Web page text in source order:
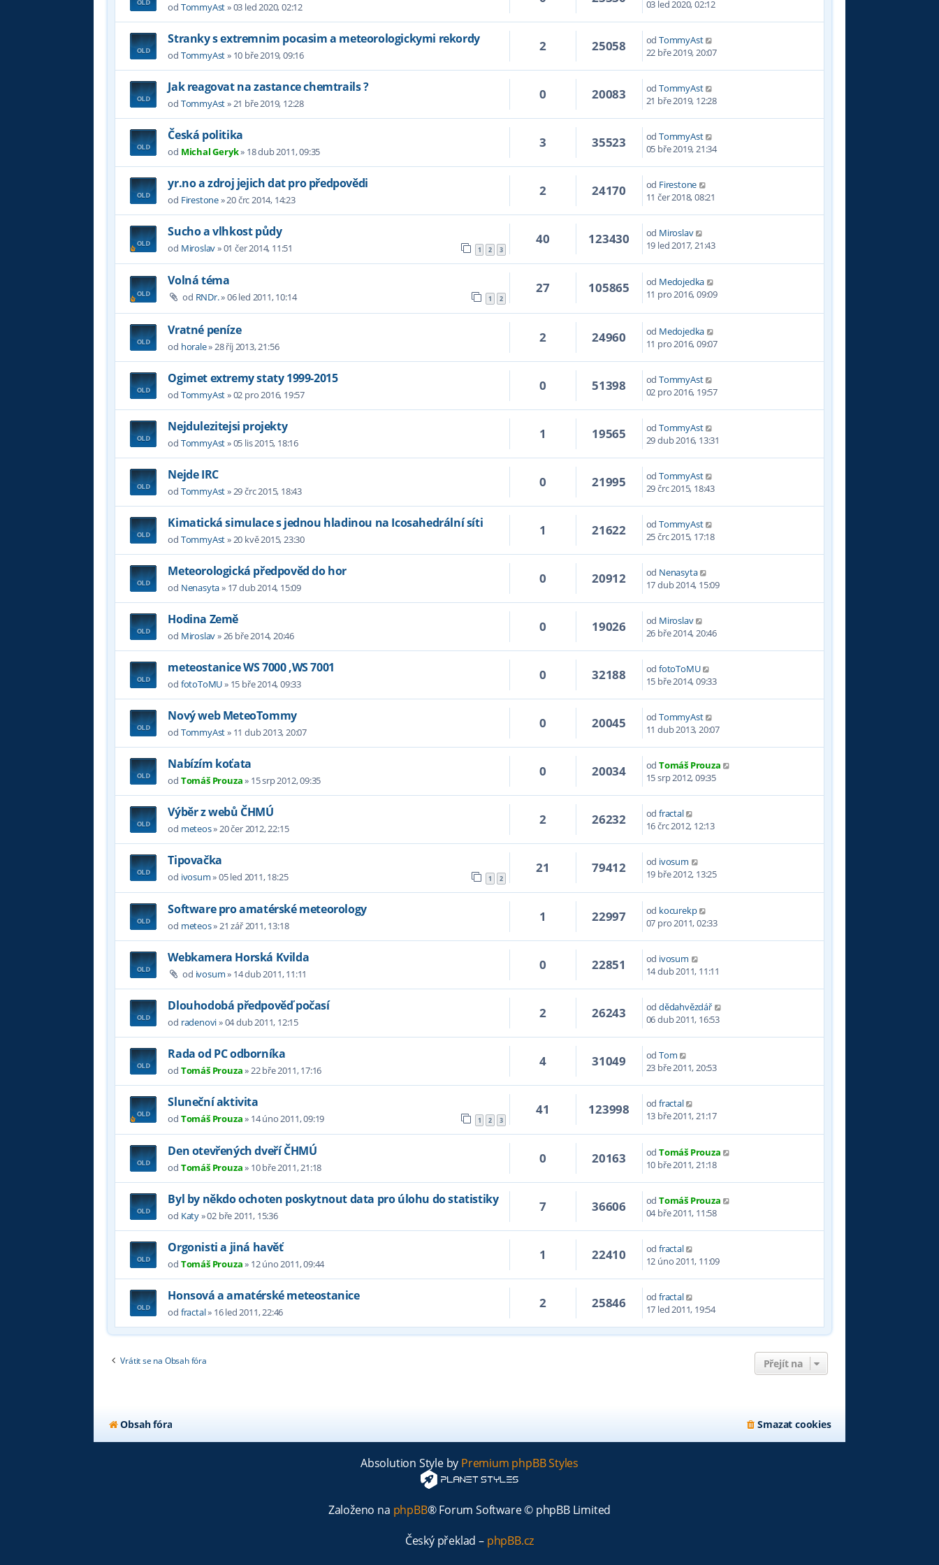
v
e
k
od TommyAst»03 led 2020, 02:12
03 led 2020, 02:12
Stranky s extremnim pocasim a meteorologickymi rekordy
od TommyAst» 10 bře 2019, 09:16
2 25058 od TommyAst
22 bře 2019, 20:07
Jak reagovat na zastance chemtrails ?
od TommyAst»21 bře 2019, 12:28
0 20083 od TommyAst
21 bře 2019, 12:28
Česká politika
od Michal Geryk» 18 dub 2011, 09:35
3 35523 od TommyAst
05 bře 2019, 21:34
yr.no a zdroj jejich dat pro předpovědi
od Firestone»20 črc 2014, 14:23
2 24170 od Firestone
11 čer 2018, 08:21
Sucho a vlhkost půdy
od Miroslav»01 čer 2014, 11:51 1 2 3
40 123430 od Miroslav
19 led 2017, 21:43
Volná téma
od RNDr.»06 led 2011, 10:14 1 2
27 105865 od Medojedka
11 pro 2016, 09:09
Vratné peníze
od horale» 28 říj 2013, 21:56
2 24960 od Medojedka
11 pro 2016, 09:07
Ogimet extremy staty 1999-2015
od TommyAst»02 pro 2016, 19:57
0 51398 od TommyAst
02 pro 2016, 19:57
Nejdulezitejsi projekty
od TommyAst»05 lis 2015, 18:16
1 19565 od TommyAst
29 dub 2016, 13:31
Nejde IRC
od TommyAst» 29 črc 2015, 18:43
0 21995 od TommyAst
29 črc 2015, 18:43
Kimatická simulace s jednou hladinou na Icosahedrální síti
od TommyAst» 20 kvě 2015, 23:30
1 21622 od TommyAst
25 črc 2015, 17:18
Meteorologická předpověd do hor
od Nenasyta» 17 dub 2014, 15:09
0 20912 od Nenasyta
17 dub 2014, 15:09
Hodina Země
od Miroslav» 26 bře 2014, 20:46
0 19026 od Miroslav
26 bře 2014, 20:46
meteostanice WS 7000 ,WS 7001
od fotoToMU» 15 bře 2014, 09:33
0 32188 od fotoToMU
15 bře 2014, 09:33
Nový web MeteoTommy
od TommyAst» 11 dub 2013, 20:07
0 20045 od TommyAst
11 dub 2013, 20:07
Nabízím koťata
od Tomáš Prouza» 15 srp 2012, 09:35
0 20034 od Tomáš Prouza
15 srp 2012, 09:35
Výběr z webů ČHMÚ
od meteos» 20 čer 2012, 22:15
2 26232 od fractal
16 črc 2012, 12:13
Tipovačka
od ivosum»05 led 2011, 18:25 1 2
21 79412 od ivosum
19 bře 2012, 13:25
Software pro amatérské meteorology
od meteos»21 zář 2011, 13:18
1 22997 od kocurekp
07 pro 2011, 02:33
Webkamera Horská Kvilda
od ivosum» 14 dub 2011, 11:11
0 22851 od ivosum
14 dub 2011, 11:11
Dlouhodobá předpověď počasí
od radenovi»04 dub 2011, 12:15
2 26243 od dědahvězdář
06 dub 2011, 16:53
Rada od PC odborníka
od Tomáš Prouza»22 bře 2011, 17:16
4 31049 od Tom
23 bře 2011, 20:53
Sluneční aktivita
od Tomáš Prouza» 14 úno 2011, 09:19 1 2 3
41 123998 od fractal
13 bře 2011, 21:17
Den otevřených dveří ČHMÚ
od Tomáš Prouza» 10 bře 2011, 21:18
0 20163 od Tomáš Prouza
10 bře 2011, 21:18
Byl by někdo ochoten poskytnout data pro úlohu do statistiky
od Katy»02 bře 2011, 15:36
7 36606 od Tomáš Prouza
04 bře 2011, 11:58
Orgonisti a jiná havěť
od Tomáš Prouza» 12 úno 2011, 09:44
1 22410 od fractal
12 úno 2011, 11:09
Honsová a amatérské meteostanice
od fractal» 16 led 2011, 22:46
2 25846 od fractal
17 led 2011, 19:54
Vrátit se na Obsah fóra Přejít na
Obsah fóra Smazat cookies
Absolution Style by Premium phpBB Styles
Založeno na phpBB® Forum Software © phpBB Limited
Český překlad – phpBB.cz